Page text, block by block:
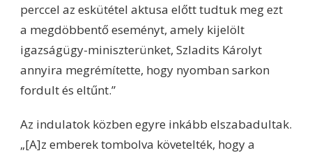
perccel az eskütétel aktusa előtt tudtuk meg ezt
a megdöbbentő eseményt, amely kijelölt
igazságügy-miniszterünket, Szladits Károlyt
annyira megrémítette, hogy nyomban sarkon
fordult és eltűnt.”
Az indulatok közben egyre inkább elszabadultak.
„[A]z emberek tombolva követelték, hogy a